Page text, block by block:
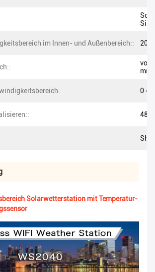
im Innen- und Außenbereich:: 20%
von
mm
0 ~
48er
Solarwetterstation mit Temperatur-